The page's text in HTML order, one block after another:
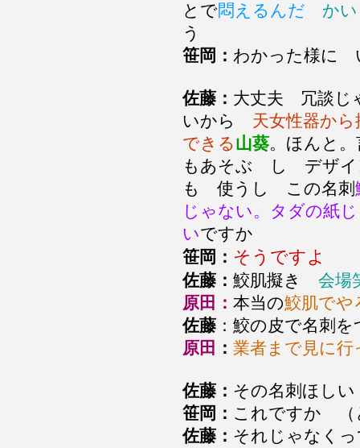
とで悶えるんだ かい
う
笹岡： わかった様に
佐藤： 大丈夫 冗談じ
いから 天女性器から
できる山葵。ほんと。
もあそぶ し デザイ
も 使うし この名刺
じゃない。タダの紙
いですか
笹岡： そうですよ
佐藤： 鮫肌擬き 会場
原田： 本当の鮫肌でや
佐藤 ：鮫の皮で名刺
原田 ： 業者まで見に
佐藤： その名刺ほし
笹岡： これですか （
佐藤： それじゃなく